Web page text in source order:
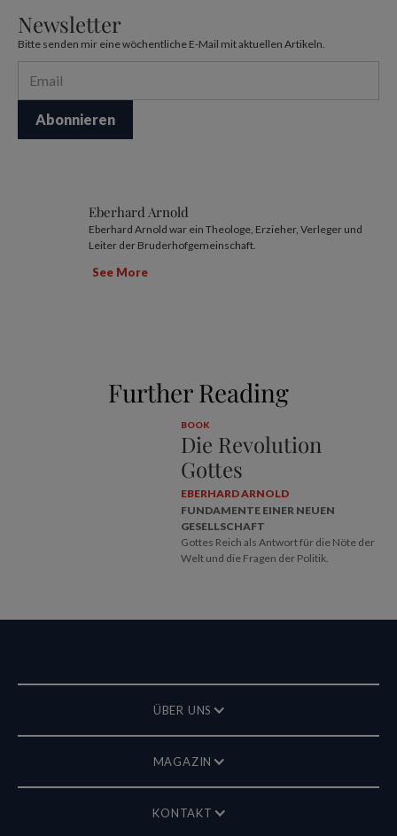
Newsletter
Bitte senden mir eine wöchentliche E-Mail mit aktuellen Artikeln.
Eberhard Arnold
Eberhard Arnold war ein Theologe, Erzieher, Verleger und
Leiter der Bruderhofgemeinschaft.
See More
Further Reading
BOOK
Die Revolution
Gottes
EBERHARD ARNOLD
FUNDAMENTE EINER NEUEN
GESELLSCHAFT
Gottes Reich als Antwort für die Nöte der
Welt und die Fragen der Politik.
ÜBER UNS
MAGAZIN
KONTAKT